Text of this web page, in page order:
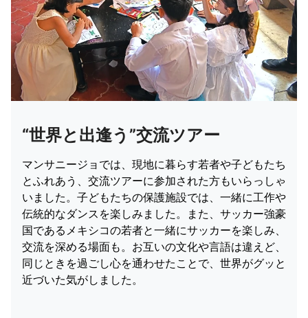
“世界と出逢う”交流ツアー
マンサニージョでは、現地に暮らす若者や子どもたち
とふれあう、交流ツアーに参加された方もいらっしゃ
いました。子どもたちの保護施設では、一緒に工作や
伝統的なダンスを楽しみました。また、サッカー強豪
国であるメキシコの若者と一緒にサッカーを楽しみ、
交流を深める場面も。お互いの文化や言語は違えど、
同じときを過ごし心を通わせたことで、世界がグッと
近づいた気がしました。